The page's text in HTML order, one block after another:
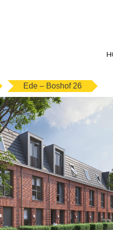
Ede – Boshof 26